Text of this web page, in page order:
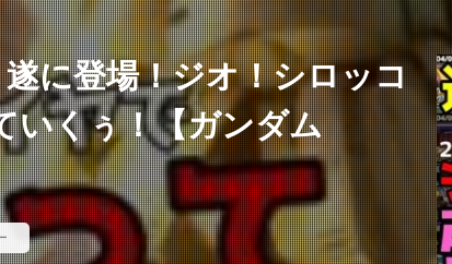
に登場！ジオ！シロッコ
いくぅ！【ガンダム